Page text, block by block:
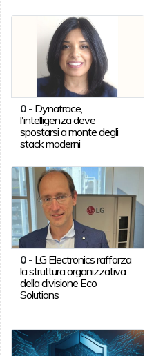
0- Dynatrace,
l'intelligenza deve
spostarsi a monte degli
stack moderni
0- LG Electronics rafforza
la struttura organizzativa
della divisione Eco
Solutions